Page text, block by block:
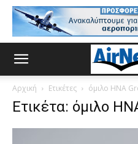
Αρχική Ετικέτες όμιλο HNA
Ετικέτα: όμιλο